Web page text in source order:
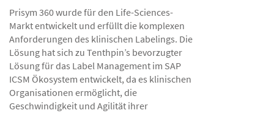
Prisym 360 wurde für den Life-Sciences-
Markt entwickelt und erfüllt die komplexen
Anforderungen des klinischen Labelings. Die
Lösung hat sich zu Tenthpin’s bevorzugter
Lösung für das Label Management im SAP
ICSM Ökosystem entwickelt, da es klinischen
Organisationen ermöglicht, die
Geschwindigkeit und Agilität ihrer